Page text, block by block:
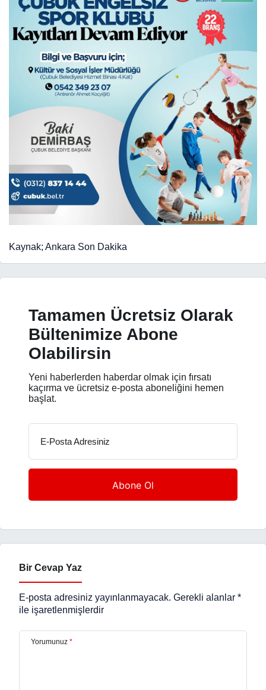
Kaynak; Ankara Son Dakika
Tamamen Ücretsiz Olarak
Bültenimize Abone
Olabilirsin
Yeni haberlerden haberdar olmak için fırsatı
kaçırma ve ücretsiz e-posta aboneliğini hemen
başlat.
E-Posta Adresiniz
Bir Cevap Yaz
E-posta adresiniz yayınlanmayacak. Gerekli alanlar *
ile işaretlenmişlerdir
Yorumunuz *